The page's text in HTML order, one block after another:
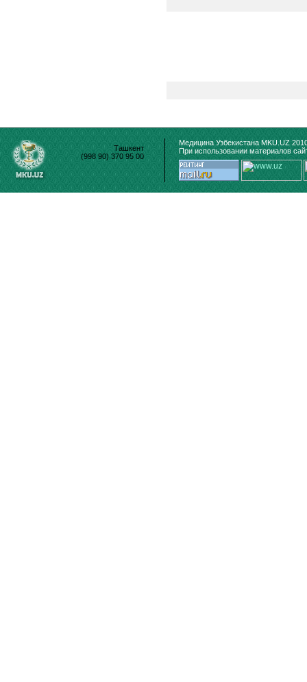
Ташкент
(998 90) 370 95 00
Медицина Узбекистана MKU.UZ
При использовании материалов